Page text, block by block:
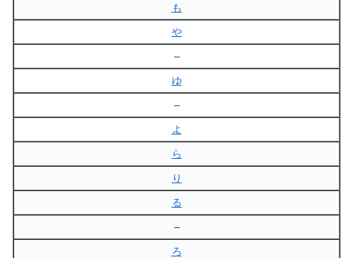
も
や
–
ゆ
–
よ
ら
り
る
–
ろ